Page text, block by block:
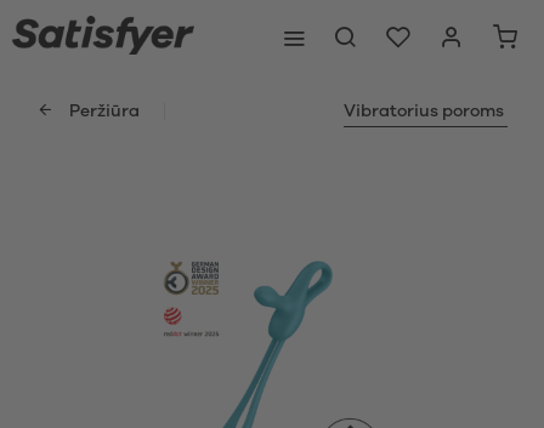
Peržiūra Vibratorius poroms